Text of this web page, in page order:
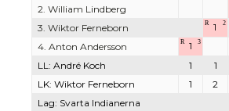
2. William Lindberg
3. Wiktor Ferneborn R 1 2
4. Anton Andersson R 1 3
LL: André Koch 1 1
LK: Wiktor Ferneborn
1 2
Lag: Svarta Indianerna